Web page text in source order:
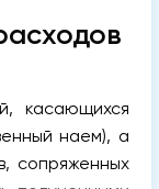
касающихся
наем), а
сопряженных